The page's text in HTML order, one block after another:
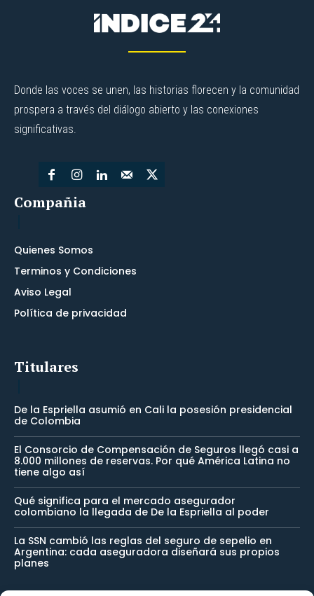
Donde las voces se unen, las historias florecen y la comunidad
prospera a través del diálogo abierto y las conexiones
significativas.
Compañia
Quienes Somos
Terminos y Condiciones
Aviso Legal
Política de privacidad
Titulares
De la Espriella asumió en Cali la posesión presidencial
de Colombia
El Consorcio de Compensación de Seguros llegó casi a
8.000 millones de reservas. Por qué América Latina no
tiene algo así
Qué significa para el mercado asegurador
colombiano la llegada de De la Espriella al poder
La SSN cambió las reglas del seguro de sepelio en
Argentina: cada aseguradora diseñará sus propios
planes